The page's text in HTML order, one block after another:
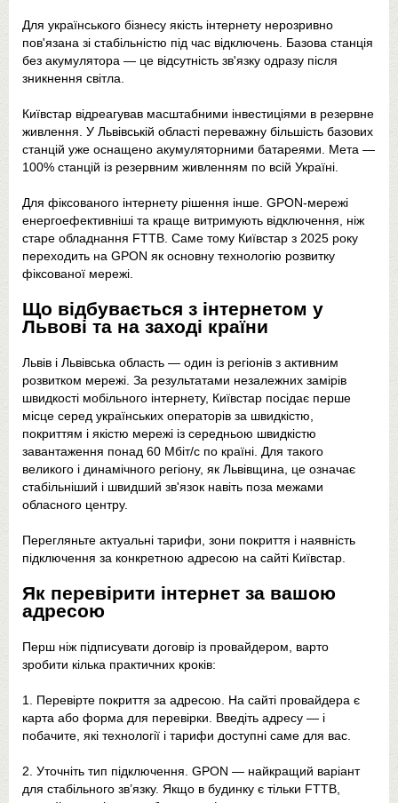
Для українського бізнесу якість інтернету нерозривно
пов'язана зі стабільністю під час відключень. Базова станція
без акумулятора — це відсутність зв'язку одразу після
зникнення світла.
Київстар відреагував масштабними інвестиціями в резервне
живлення. У Львівській області переважну більшість базових
станцій уже оснащено акумуляторними батареями. Мета —
100% станцій із резервним живленням по всій Україні.
Для фіксованого інтернету рішення інше. GPON-мережі
енергоефективніші та краще витримують відключення, ніж
старе обладнання FTTB. Саме тому Київстар з 2025 року
переходить на GPON як основну технологію розвитку
фіксованої мережі.
Що відбувається з інтернетом у
Львові та на заході країни
Львів і Львівська область — один із регіонів з активним
розвитком мережі. За результатами незалежних замірів
швидкості мобільного інтернету, Київстар посідає перше
місце серед українських операторів за швидкістю,
покриттям і якістю мережі із середньою швидкістю
завантаження понад 60 Мбіт/с по країні. Для такого
великого і динамічного регіону, як Львівщина, це означає
стабільніший і швидший зв'язок навіть поза межами
обласного центру.
Перегляньте актуальні тарифи, зони покриття і наявність
підключення за конкретною адресою на сайті Київстар.
Як перевірити інтернет за вашою
адресою
Перш ніж підписувати договір із провайдером, варто
зробити кілька практичних кроків:
Перевірте покриття за адресою. На сайті провайдера є
карта або форма для перевірки. Введіть адресу — і
побачите, які технології і тарифи доступні саме для вас.
Уточніть тип підключення. GPON — найкращий варіант
для стабільного зв’язку. Якщо в будинку є тільки FTTB,